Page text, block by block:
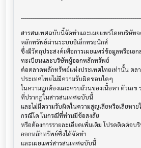
สารสนเทศฉบับนี้จัดทำและเผยแพร่โดยบริษัท
หลักทรัพย์ผ่านระบบอิเล็กทรอนิกส์
ซึ่งมีวัตถุประสงค์เพื่อการเผยแพร่ข้อมูลหรือเอ
ทะเบียนและบริษัทผู้ออกหลักทรัพย์
ต่อตลาดหลักทรัพย์แห่งประเทศไทยเท่านั้น ตล
ประเทศไทยไม่มีความรับผิดชอบใดๆ
ในความถูกต้องและครบถ้วนของเนื้อหา ตัวเลข
ที่ปรากฎในสารสนเทศฉบับนี้
และไม่มีความรับผิดในความสูญเสียหรือเสียหาย
กรณีใด ในกรณีที่ท่านมีข้อสงสัย
หรือต้องการรายละเอียดเพิ่มเติม โปรดติดต่อ
ออกหลักทรัพย์ซึ่งได้จัดทำ
และเผยแพร่สารสนเทศฉบับนี้